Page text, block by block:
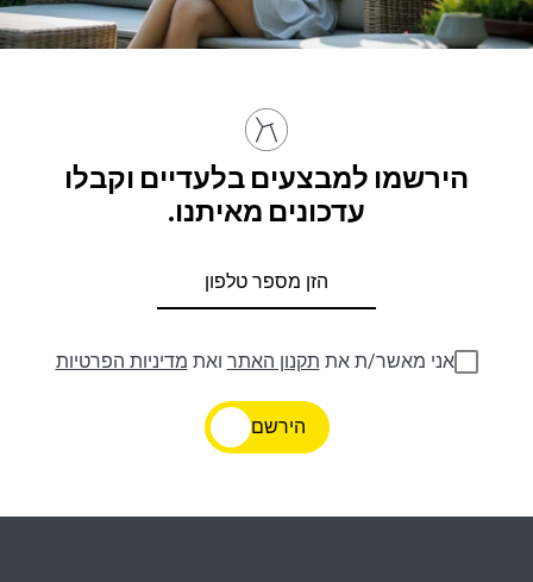
הירשמו למבצעים בלעדיים וקבלו
עדכונים מאיתנו.
אני מאשר/ת את תקנון האתר ואת מדיניות הפרטיות
הירשם